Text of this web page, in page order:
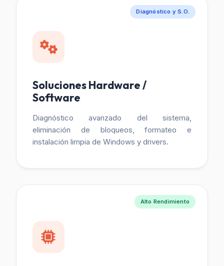
Diagnóstico y S.O.
Soluciones Hardware /
Software
Diagnóstico avanzado del sistema,
eliminación de bloqueos, formateo e
instalación limpia de Windows y drivers.
Alto Rendimiento